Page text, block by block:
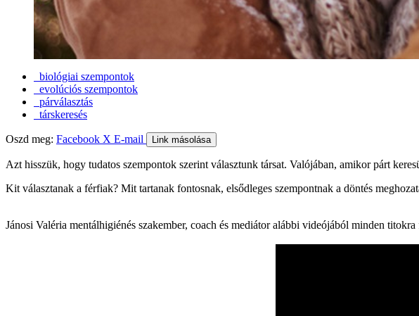
biológiai szempontok
evolúciós szempontok
párválasztás
társkeresés
Oszd meg: Facebook X E-mail Link másolása
Azt hisszük, hogy tudatos szempontok szerint választunk társat. Valójában, amikor párt
Kit választanak a férfiak? Mit tartanak fontosnak, elsődleges szempontnak a döntés
Jánosi Valéria mentálhigiénés szakember, coach és mediátor alábbi videójából minden